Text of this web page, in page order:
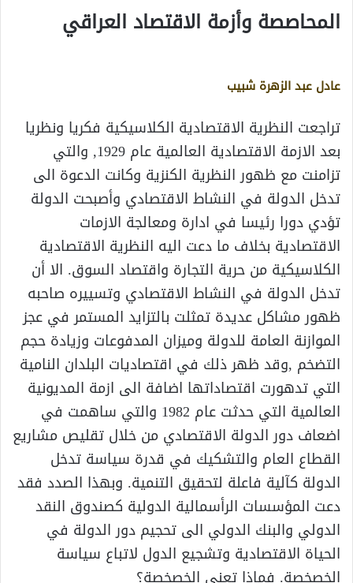
المحاصصة وأزمة الاقتصاد العراقي
عادل عبد الزهرة شبيب
تراجعت النظرية الاقتصادية الكلاسيكية فكريا ونظريا
بعد الازمة الاقتصادية العالمية عام 1929, والتي
تزامنت مع ظهور النظرية الكنزية وكانت الدعوة الى
تدخل الدولة في النشاط الاقتصادي وأصبحت الدولة
تؤدي دورا رئيسا في ادارة ومعالجة الازمات
الاقتصادية بخلاف ما دعت اليه النظرية الاقتصادية
الكلاسيكية من حرية التجارة واقتصاد السوق. الا أن
تدخل الدولة في النشاط الاقتصادي وتسييره صاحبه
ظهور مشاكل عديدة تمثلت بالتزايد المستمر في عجز
الموازنة العامة للدولة وميزان المدفوعات وزيادة حجم
التضخم ,وقد ظهر ذلك في اقتصاديات البلدان النامية
التي تدهورت اقتصاداتها اضافة الى ازمة المديونية
العالمية التي حدثت عام 1982 والتي ساهمت في
اضعاف دور الدولة الاقتصادي من خلال تقليص مشاريع
القطاع العام والتشكيك في قدرة سياسة تدخل
الدولة كآلية فاعلة لتحقيق التنمية. وبهذا الصدد فقد
دعت المؤسسات الرأسمالية الدولية كصندوق النقد
الدولي والبنك الدولي الى تحجيم دور الدولة في
الحياة الاقتصادية وتشجيع الدول لاتباع سياسة
الخصخصة. فماذا تعني الخصخصة؟